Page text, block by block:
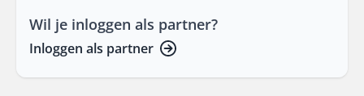
Wil je inloggen als partner?
Inloggen als partner